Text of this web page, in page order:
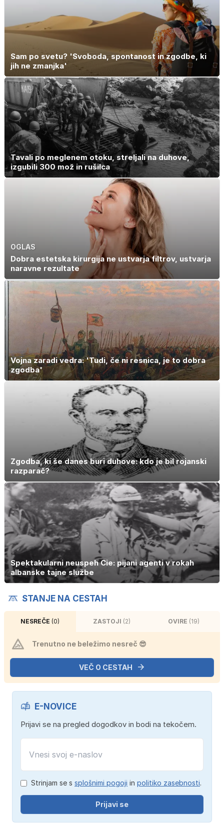
Sam po svetu? 'Svoboda, spontanost in zgodbe, ki
jih ne zmanjka'
Tavali po meglenem otoku, streljali na duhove,
izgubili 300 mož in rušilca
OGLAS
Dobra estetska kirurgija ne ustvarja filtrov, ustvarja
naravne rezultate
Vojna zaradi vedra: 'Tudi, če ni resnica, je to dobra
zgodba'
Zgodba, ki še danes buri duhove: kdo je bil rojanski
razparač?
Spektakularni neuspeh Cie: pijani agenti v rokah
albanske tajne službe
STANJE NA CESTAH
NESREČE (0) ZASTOJI (2) OVIRE (19)
Trenutno ne beležimo nesreč 😎
VEČ O CESTAH
E-NOVICE
Prijavi se na pregled dogodkov in bodi na tekočem.
Strinjam se s splošnimi pogoji in politiko zasebnosti.
Prijavi se